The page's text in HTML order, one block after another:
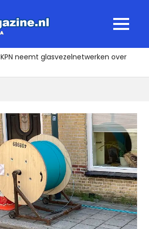
MENU
KPN neemt glasvezelnetwerken over